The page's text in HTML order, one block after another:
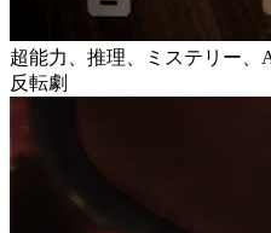
超能力、推理、ミステリー、
反転劇